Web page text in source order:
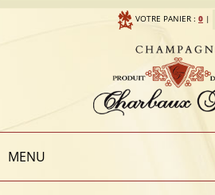
VOTRE PANIER : 0 |
MENU